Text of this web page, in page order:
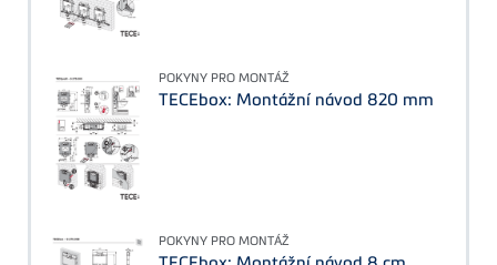
POKYNY PRO MONTÁŽ
TECEbox: Montážní návod 820 mm
POKYNY PRO MONTÁŽ